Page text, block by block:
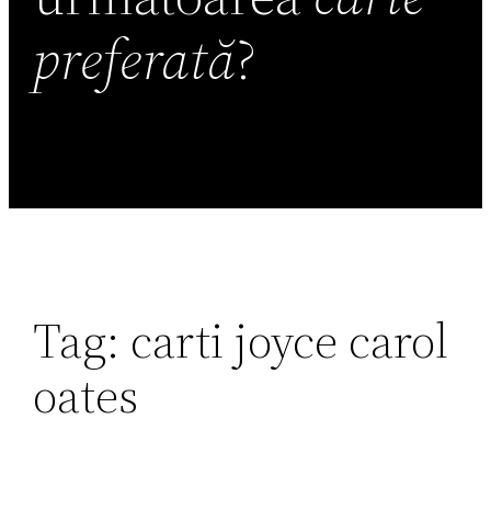
preferată?
Tag: carti joyce carol
oates